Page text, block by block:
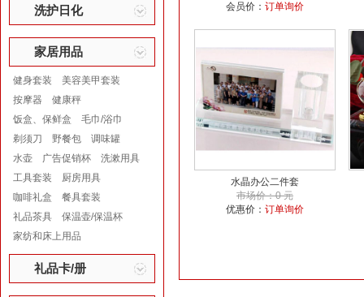
洗护日化
家居用品
健身套装
美容美甲套装
按摩器
健康秤
饭盒、保鲜盒
毛巾/浴巾
剃须刀
野餐包
调味罐
水壶
广告促销杯
洗漱用具
工具套装
厨房用具
咖啡礼盒
餐具套装
礼品茶具
保温壶/保温杯
家纺和床上用品
礼品卡/册
会员价： 订单询价
水晶办公二件套
市场价：0 元
优惠价： 订单询价